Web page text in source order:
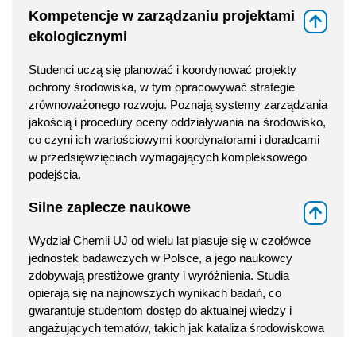
Kompetencje w zarządzaniu projektami
ekologicznymi
Studenci uczą się planować i koordynować projekty
ochrony środowiska, w tym opracowywać strategie
zrównoważonego rozwoju. Poznają systemy zarządzania
jakością i procedury oceny oddziaływania na środowisko,
co czyni ich wartościowymi koordynatorami i doradcami
w przedsięwzięciach wymagających kompleksowego
podejścia.
Silne zaplecze naukowe
Wydział Chemii UJ od wielu lat plasuje się w czołówce
jednostek badawczych w Polsce, a jego naukowcy
zdobywają prestiżowe granty i wyróżnienia. Studia
opierają się na najnowszych wynikach badań, co
gwarantuje studentom dostęp do aktualnej wiedzy i
angażujących tematów, takich jak kataliza środowiskowa